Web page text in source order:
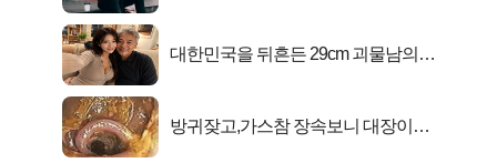
대한민국을 뒤흔든 29cm 괴물남의
방귀잦고,가스참 장속보니 대장이아